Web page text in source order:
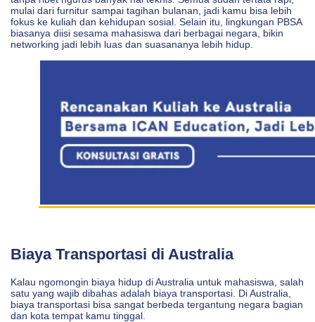
mulai dari furnitur sampai tagihan bulanan, jadi kamu bisa lebih
fokus ke kuliah dan kehidupan sosial. Selain itu, lingkungan PBSA
biasanya diisi sesama mahasiswa dari berbagai negara, bikin
networking jadi lebih luas dan suasananya lebih hidup.
Biaya Transportasi di Australia
Kalau ngomongin biaya hidup di Australia untuk mahasiswa, salah
satu yang wajib dibahas adalah biaya transportasi. Di Australia,
biaya transportasi bisa sangat berbeda tergantung negara bagian
dan kota tempat kamu tinggal.